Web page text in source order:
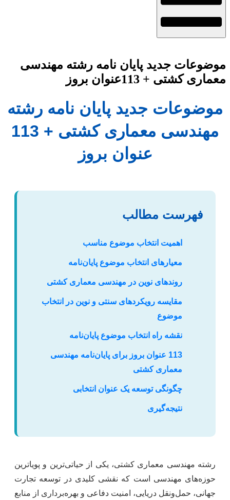
موضوعات جدید پایان نامه رشته مهندسی
معماری کشتی + 113عنوان بروز
موضوعات جدید پایان نامه رشته
مهندسی معماری کشتی + 113
عنوان بروز
فهرست مطالب
اهمیت انتخاب موضوع مناسب
معیارهای انتخاب موضوع پایان‌نامه
روندهای نوین در مهندسی معماری کشتی
مقایسه رویکردهای سنتی و نوین در انتخاب
موضوع
نقشه راه انتخاب موضوع پایان‌نامه
113 عنوان بروز برای پایان‌نامه مهندسی
معماری کشتی
چگونگی توسعه یک عنوان انتخابی
نتیجه‌گیری
رشته مهندسی معماری کشتی، یکی از حیاتی‌ترین و پویاترین
حوزه‌های مهندسی است که نقشی کلیدی در توسعه تجارت
جهانی، حمل‌ونقل دریایی، امنیت دفاعی و بهره‌برداری از منابع